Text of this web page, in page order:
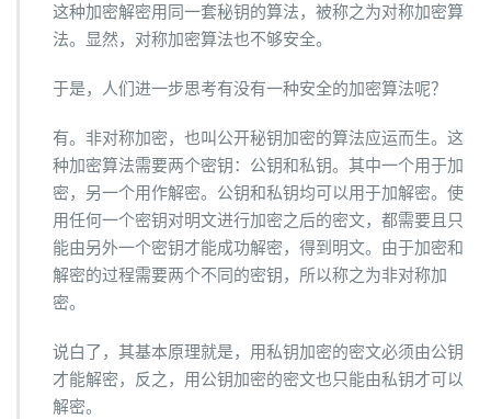
这种加密解密用同一套秘钥的算法，被称之为对称加密算
法。显然，对称加密算法也不够安全。
于是，人们进一步思考有没有一种安全的加密算法呢？
有。非对称加密，也叫公开秘钥加密的算法应运而生。这
种加密算法需要两个密钥：公钥和私钥。其中一个用于加
密，另一个用作解密。公钥和私钥均可以用于加解密。使
用任何一个密钥对明文进行加密之后的密文，都需要且只
能由另外一个密钥才能成功解密，得到明文。由于加密和
解密的过程需要两个不同的密钥，所以称之为非对称加
密。
说白了，其基本原理就是，用私钥加密的密文必须由公钥
才能解密，反之，用公钥加密的密文也只能由私钥才可以
解密。